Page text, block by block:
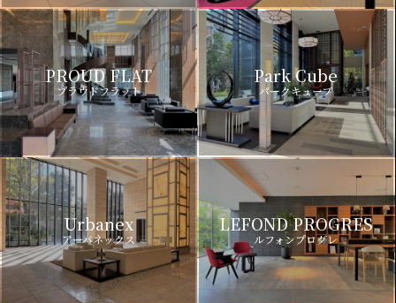
PROUD FLAT
プラウドフラット
Park Cube
パークキューブ
Urbanex
アーバネックス
LEFOND PROGRES
ルフォンプログレ